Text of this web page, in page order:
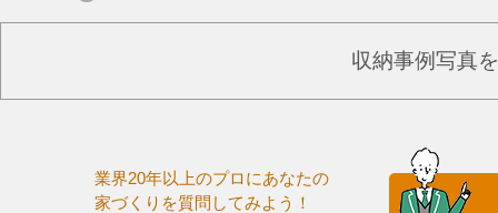
収納事例写真
業界20年以上のプロにあなたの
家づくりを質問してみよう！